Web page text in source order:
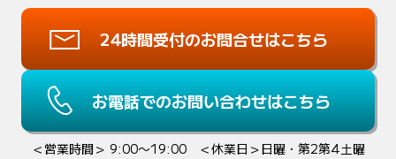
24時間受付のお問合せはこちら
お電話でのお問い合わせはこちら
＜営業時間＞ 9:00〜19:00 ＜休業日＞日曜・第2第4土曜